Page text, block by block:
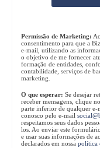
Permissão de Marketing:
consentimento para que a
e-mail, utilizando as
o objetivo de me fornecer
formação de entidades,
contabilidade, serviços de
marketing.
O que esperar: Se desejar
receber mensagens, clique
parte inferior de qualquer e-
conosco pelo e-mail
respeitamos seus dados
los. Ao enviar este
e usar suas informações de
declarados em nossa política